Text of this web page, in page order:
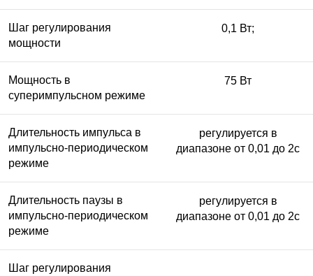
Шаг регулирования
мощности
0,1 Вт;
Мощность в
суперимпульсном режиме
75 Вт
Длительность импульса в
импульсно-периодическом
режиме
регулируется в
диапазоне от 0,01 до 2с
Длительность паузы в
импульсно-периодическом
режиме
регулируется в
диапазоне от 0,01 до 2с
Шаг регулирования